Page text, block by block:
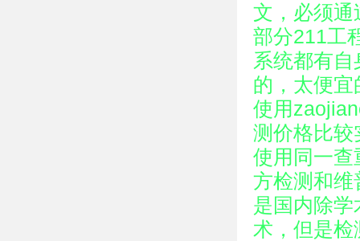
文，必须通
部分211工
系统都有
的，太便
使用
测价格比较
使用同一查
方检测和维
是国内除
术，但是